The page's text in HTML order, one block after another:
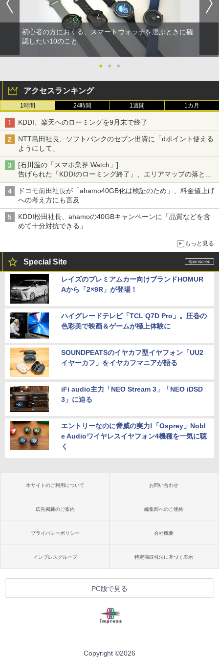
初心者の方におくる、スマートウォッチを選ぶときに確
認したい10のこと
● ● ●
アクセスランキング
1時間 24時間 1週間 1カ月
KDDI、楽天へのローミングを9月末で終了
NTT島田社長、ソフトバンクのセブン出資に「dポイント使える
ようにして」
[石川温の「スマホ業界 Watch」]
告げられた「KDDIのローミング終了」、エリアマップの落とし
穴と楽天モバイルの課題
ドコモ前田社長が「ahamo40GB化は検証のため」、料金値上げ
への考え方にも言及
KDDI松田社長、ahamoの40GBキャンペーンに「品質などを含
めて十分対抗できる」
もっと見る
Special Site
レイズのプレミアムカー向けブランドHOMUR
Aから「2×9R」が登場！
ハイグレードテレビ「TCL Q7D Pro」。圧巻の
色彩美で映画＆ゲームが極上体験に
SOUNDPEATSのイヤカフ型イヤフォン「UU2
イヤーカフ」をイヤカフマニアが語る
iFi audio主力「NEO Stream 3」「NEO iDSD
3」に迫る
エントリーなのに脅威の実力!「Osprey」Nobl
e Audioワイヤレスイヤフォン4機種を一気に聴
く
本サイトのご利用について お問い合わせ
広告掲載のご案内 編集部へのご連絡
プライバシーポリシー 会社概要
インプレスグループ 特定商取引法に基づく表示
PC版で見る
Copyright ©2026